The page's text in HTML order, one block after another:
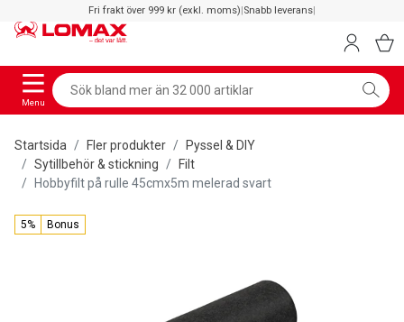
Fri frakt över 999 kr (exkl. moms)|Snabb leverans|
Menu
Startsida Fler produkter
Pyssel & DIY
Sytillbehör & stickning
Filt
Hobbyfilt på rulle 45cmx5m melerad svart
5% Bonus